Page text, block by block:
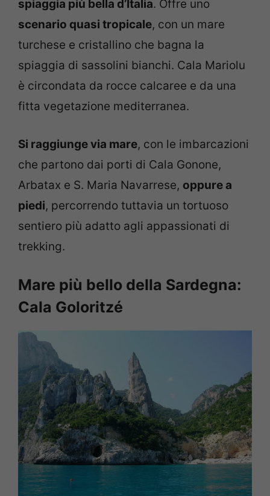
spiaggia più bella d’Italia. Offre uno
scenario quasi tropicale, con un mare
turchese e cristallino che bagna la
spiaggia di sassolini bianchi. Cala Mariolu
è circondata da rocce calcaree e da una
fitta vegetazione mediterranea.
Si raggiunge via mare, con le imbarcazioni
che partono dai porti di Cala Gonone,
Arbatax e S. Maria Navarrese, oppure a
piedi, percorrendo tuttavia un tortuoso
sentiero più adatto agli appassionati di
trekking.
Mare più bello della Sardegna:
Cala Goloritzé